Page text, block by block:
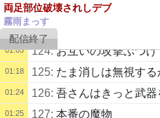
両足部位破壊されしデブ
霧雨まっす
01:00 122:参考になりました！
01:00 123:相殺箇所が少ないし
01:05 124:お互いの攻撃ぶつ
01:18 125: たま消しは無視する
01:24 126: 吾さんはきっと武
01:25 127: 本番の魔物